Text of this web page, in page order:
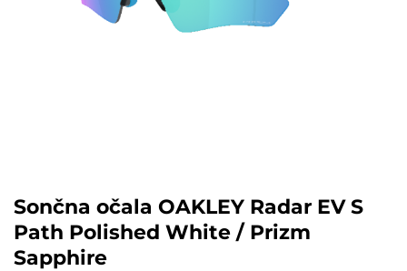
Sončna očala OAKLEY Radar EV S
Path Polished White / Prizm
Sapphire